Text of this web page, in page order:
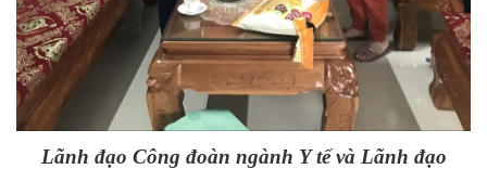
Lãnh đạo Công đoàn ngành Y tế và Lãnh đạo